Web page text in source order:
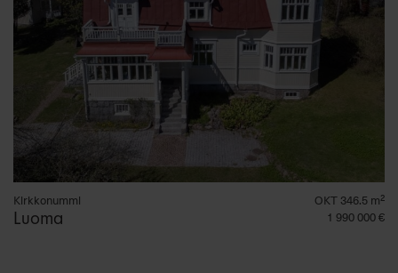
Kirkkonummi
Luoma
OKT 346.5 m²
1 990 000 €